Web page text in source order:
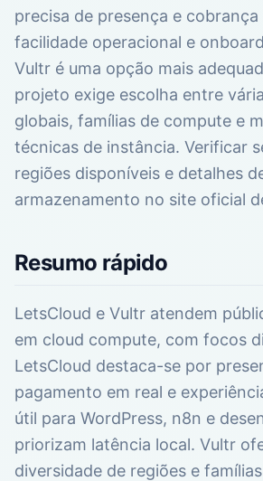
precisa de presença e cobrança
facilidade operacional e
Vultr é uma opção mais
projeto exige escolha entre
globais, famílias de compute e
técnicas de instância. Verificar
regiões disponíveis e detalhes
armazenamento no site oficial
Resumo rápido
LetsCloud e Vultr atendem
em cloud compute, com focos
LetsCloud destaca-se por
pagamento em real e
útil para WordPress, n8n e
priorizam latência local. Vultr
diversidade de regiões e